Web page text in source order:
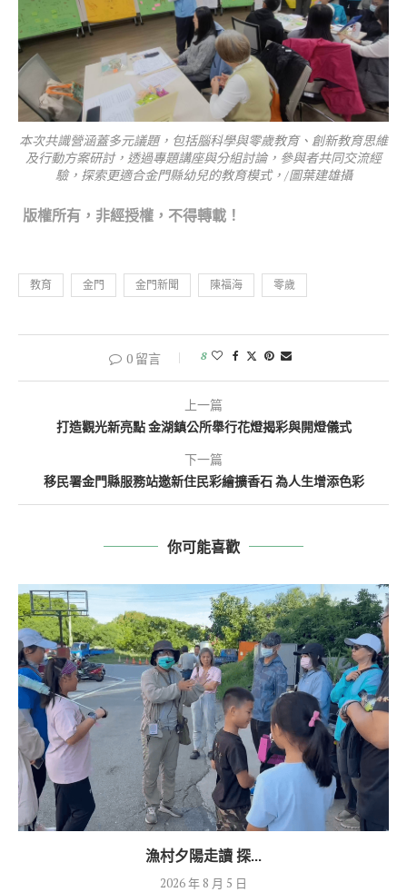
本次共識營涵蓋多元議題，包括腦科學與零歲教育、創新教育思維
及行動方案研討，透過專題講座與分組討論，參與者共同交流經
驗，探索更適合金門縣幼兒的教育模式，/圖葉建雄攝
版權所有，非經授權，不得轉載！
教育 金門 金門新聞 陳福海 零歲
0 留言 8
上一篇
打造觀光新亮點 金湖鎮公所舉行花燈揭彩與開燈儀式
下一篇
移民署金門縣服務站邀新住民彩繪擴香石 為人生增添色彩
你可能喜歡
漁村夕陽走讀 探...
2026 年 8 月 5 日